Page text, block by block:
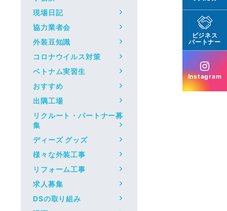
ビジネス
パートナー
Instagram
現場日記
協力業者会
外装豆知識
コロナウイルス対策
ベトナム実習生
おすすめ
出隅工場
リクルート・パートナー募
集
ディーズ グッズ
様々な外装工事
リフォーム工事
求人募集
DSの取り組み